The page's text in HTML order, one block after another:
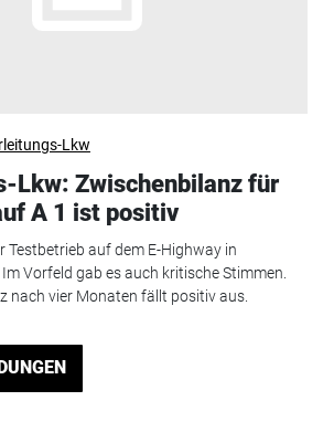
Lkw
Lkw: Zwischenbilanz für
A 1 ist positiv
Testbetrieb auf dem E-Highway in
Vorfeld gab es auch kritische Stimmen.
nach vier Monaten fällt positiv aus.